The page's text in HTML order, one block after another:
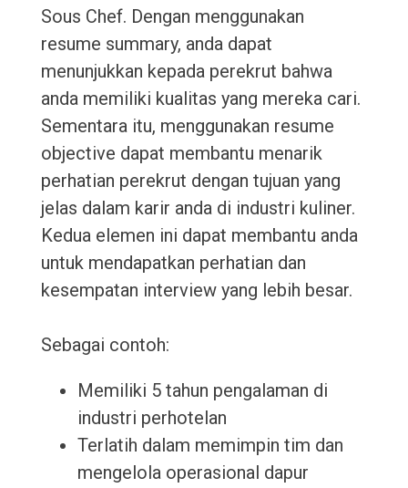
Sous Chef. Dengan menggunakan
resume summary, anda dapat
menunjukkan kepada perekrut bahwa
anda memiliki kualitas yang mereka cari.
Sementara itu, menggunakan resume
objective dapat membantu menarik
perhatian perekrut dengan tujuan yang
jelas dalam karir anda di industri kuliner.
Kedua elemen ini dapat membantu anda
untuk mendapatkan perhatian dan
kesempatan interview yang lebih besar.
Sebagai contoh:
Memiliki 5 tahun pengalaman di
industri perhotelan
Terlatih dalam memimpin tim dan
mengelola operasional dapur